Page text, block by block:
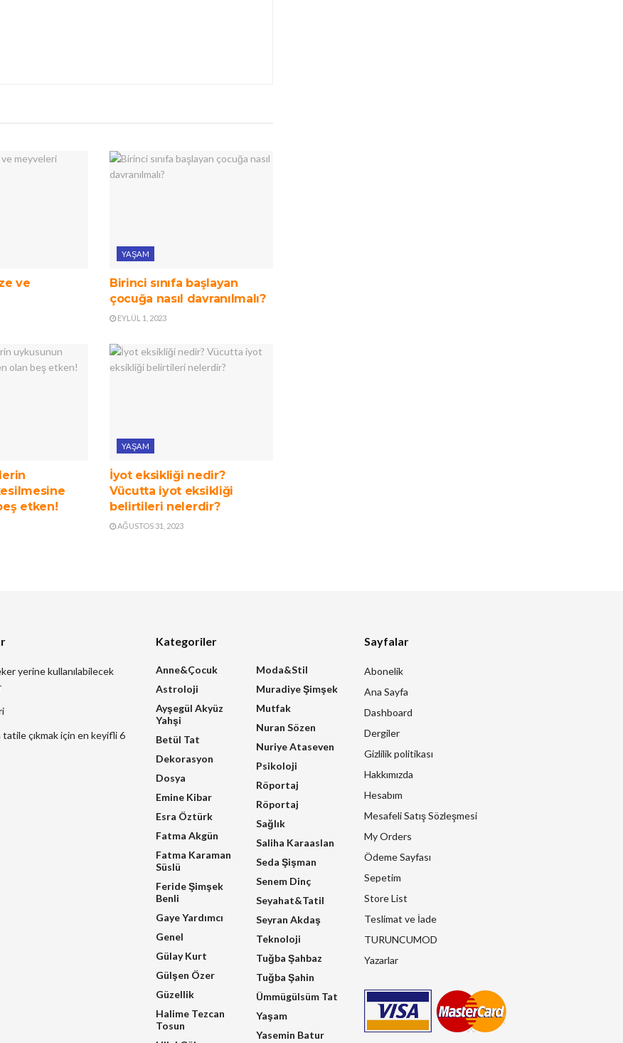
ve
YAŞAM
Birinci sınıfa başlayan
çocuğa nasıl davranılmalı?
EYLÜL 1, 2023
etken!
YAŞAM
İyot eksikliği nedir?
Vücutta iyot eksikliği
belirtileri nelerdir?
AĞUSTOS 31, 2023
yerine kullanılabilecek
tatile çıkmak için en keyifli 6
Kategoriler
Anne&Çocuk
Astroloji
Ayşegül Akyüz
Yahşi
Betül Tat
Dekorasyon
Dosya
Emine Kibar
Esra Öztürk
Fatma Akgün
Fatma Karaman
Süslü
Feride Şimşek
Benli
Gaye Yardımcı
Genel
Gülay Kurt
Gülşen Özer
Güzellik
Halime Tezcan
Tosun
Moda&Stil
Muradiye Şimşek
Mutfak
Nuran Sözen
Nuriye Ataseven
Psikoloji
Röportaj
Röportaj
Sağlık
Saliha Karaaslan
Seda Şişman
Senem Dinç
Seyahat&Tatil
Seyran Akdaş
Teknoloji
Tuğba Şahbaz
Tuğba Şahin
Ümmügülsüm Tat
Yaşam
Yasemin Batur
Sayfalar
Abonelik
Ana Sayfa
Dashboard
Dergiler
Gizlilik politikası
Hakkımızda
Hesabım
Mesafeli Satış Sözleşmesi
My Orders
Ödeme Sayfası
Sepetim
Store List
Teslimat ve İade
TURUNCUMOD
Yazarlar